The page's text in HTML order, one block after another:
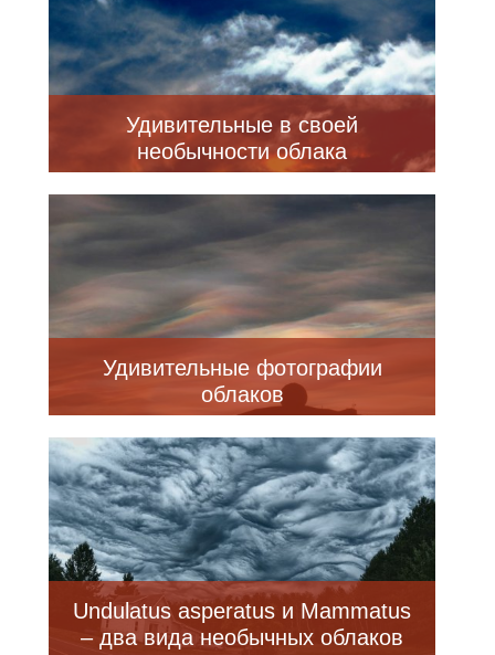
Удивительные в своей
необычности облака
Удивительные фотографии
облаков
Undulatus asperatus и Mammatus
– два вида необычных облаков